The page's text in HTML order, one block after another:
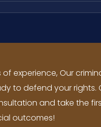
of experience, Our
to defend your rights.
and take the
outcomes!